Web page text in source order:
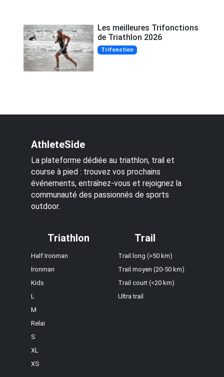
Les meilleures Trifonctions
de Triathlon 2026
Trifonction
AthleteSide
La plateforme dédiée au triathlon, trail et
course à pied : trouvez vos prochains
événements, entraînez-vous et rejoignez la
communauté des passionnés de sports
outdoor.
Triathlon
Half Ironman
Ironman
Kids
L
M
Relai
S
XL
XS
Trail
Trail long (>50 km)
Trail moyen (20-50 km)
Trail court (<20 km)
Ultra trail